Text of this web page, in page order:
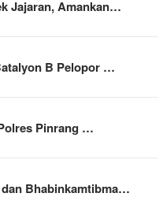
Jajaran, Amankan…
B Pelopor …
Pinrang …
Bhabinkamtibma…